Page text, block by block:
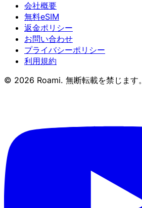
会社概要
無料eSIM
返金ポリシー
お問い合わせ
プライバシーポリシー
利用規約
© 2026 Roami. 無断転載を禁じます。